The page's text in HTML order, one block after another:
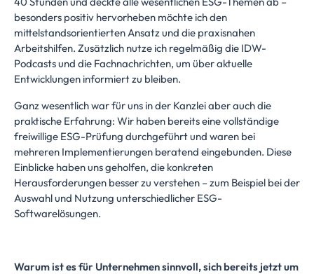
besonders positiv hervorheben möchte ich den
mittelstandsorientierten Ansatz und die praxisnahen
Arbeitshilfen. Zusätzlich nutze ich regelmäßig die IDW-
Podcasts und die Fachnachrichten, um über aktuelle
Entwicklungen informiert zu bleiben.
Ganz wesentlich war für uns in der Kanzlei aber auch die
praktische Erfahrung: Wir haben bereits eine vollständige
freiwillige ESG-Prüfung durchgeführt und waren bei
mehreren Implementierungen beratend eingebunden. Diese
Einblicke haben uns geholfen, die konkreten
Herausforderungen besser zu verstehen – zum Beispiel bei der
Auswahl und Nutzung unterschiedlicher ESG-
Softwarelösungen.
Warum ist es für Unternehmen sinnvoll, sich bereits jetzt um